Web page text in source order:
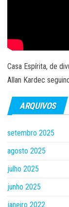
Casa Espírita, de
Allan Kardec
ARQUIVOS
setembro 2025
agosto 2025
julho 2025
junho 2025
janeiro 2022